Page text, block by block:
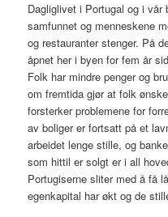
Dagliglivet i Portugal og i
samfunnet og menneskene
og restauranter stenger. På
åpnet her i byen for fem år
Folk har mindre penger og
om fremtida gjør at folk
forsterker problemene for
av boliger er fortsatt på et
arbeidet lenge stille, og
som hittil er solgt er i all
Portugiserne sliter med å få
egenkapital har økt og de